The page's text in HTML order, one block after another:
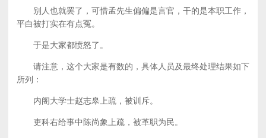
别人也就罢了，可惜孟先生偏偏是言官，干的是本职工作，
平白被打实在有点冤。
于是大家都愤怒了。
请注意，这个大家是有数的，具体人员及最终处理结果如下
所列：
内阁大学士赵志皋上疏，被训斥。
吏科右给事中陈尚象上疏，被革职为民。